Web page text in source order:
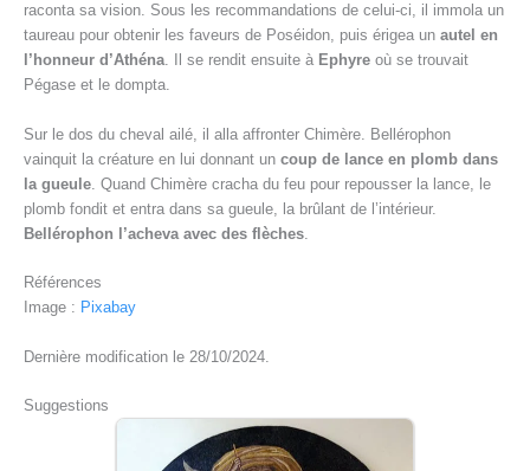
raconta sa vision. Sous les recommandations de celui-ci, il immola un
taureau pour obtenir les faveurs de Poséidon, puis érigea un autel en
l’honneur d’Athéna. Il se rendit ensuite à Ephyre où se trouvait
Pégase et le dompta.
Sur le dos du cheval ailé, il alla affronter Chimère. Bellérophon
vainquit la créature en lui donnant un coup de lance en plomb dans
la gueule . Quand Chimère cracha du feu pour repousser la lance, le
plomb fondit et entra dans sa gueule, la brûlant de l’intérieur.
Bellérophon l’acheva avec des flèches
Références
Image : Pixabay
Dernière modification le 28/10/2024.
Suggestions